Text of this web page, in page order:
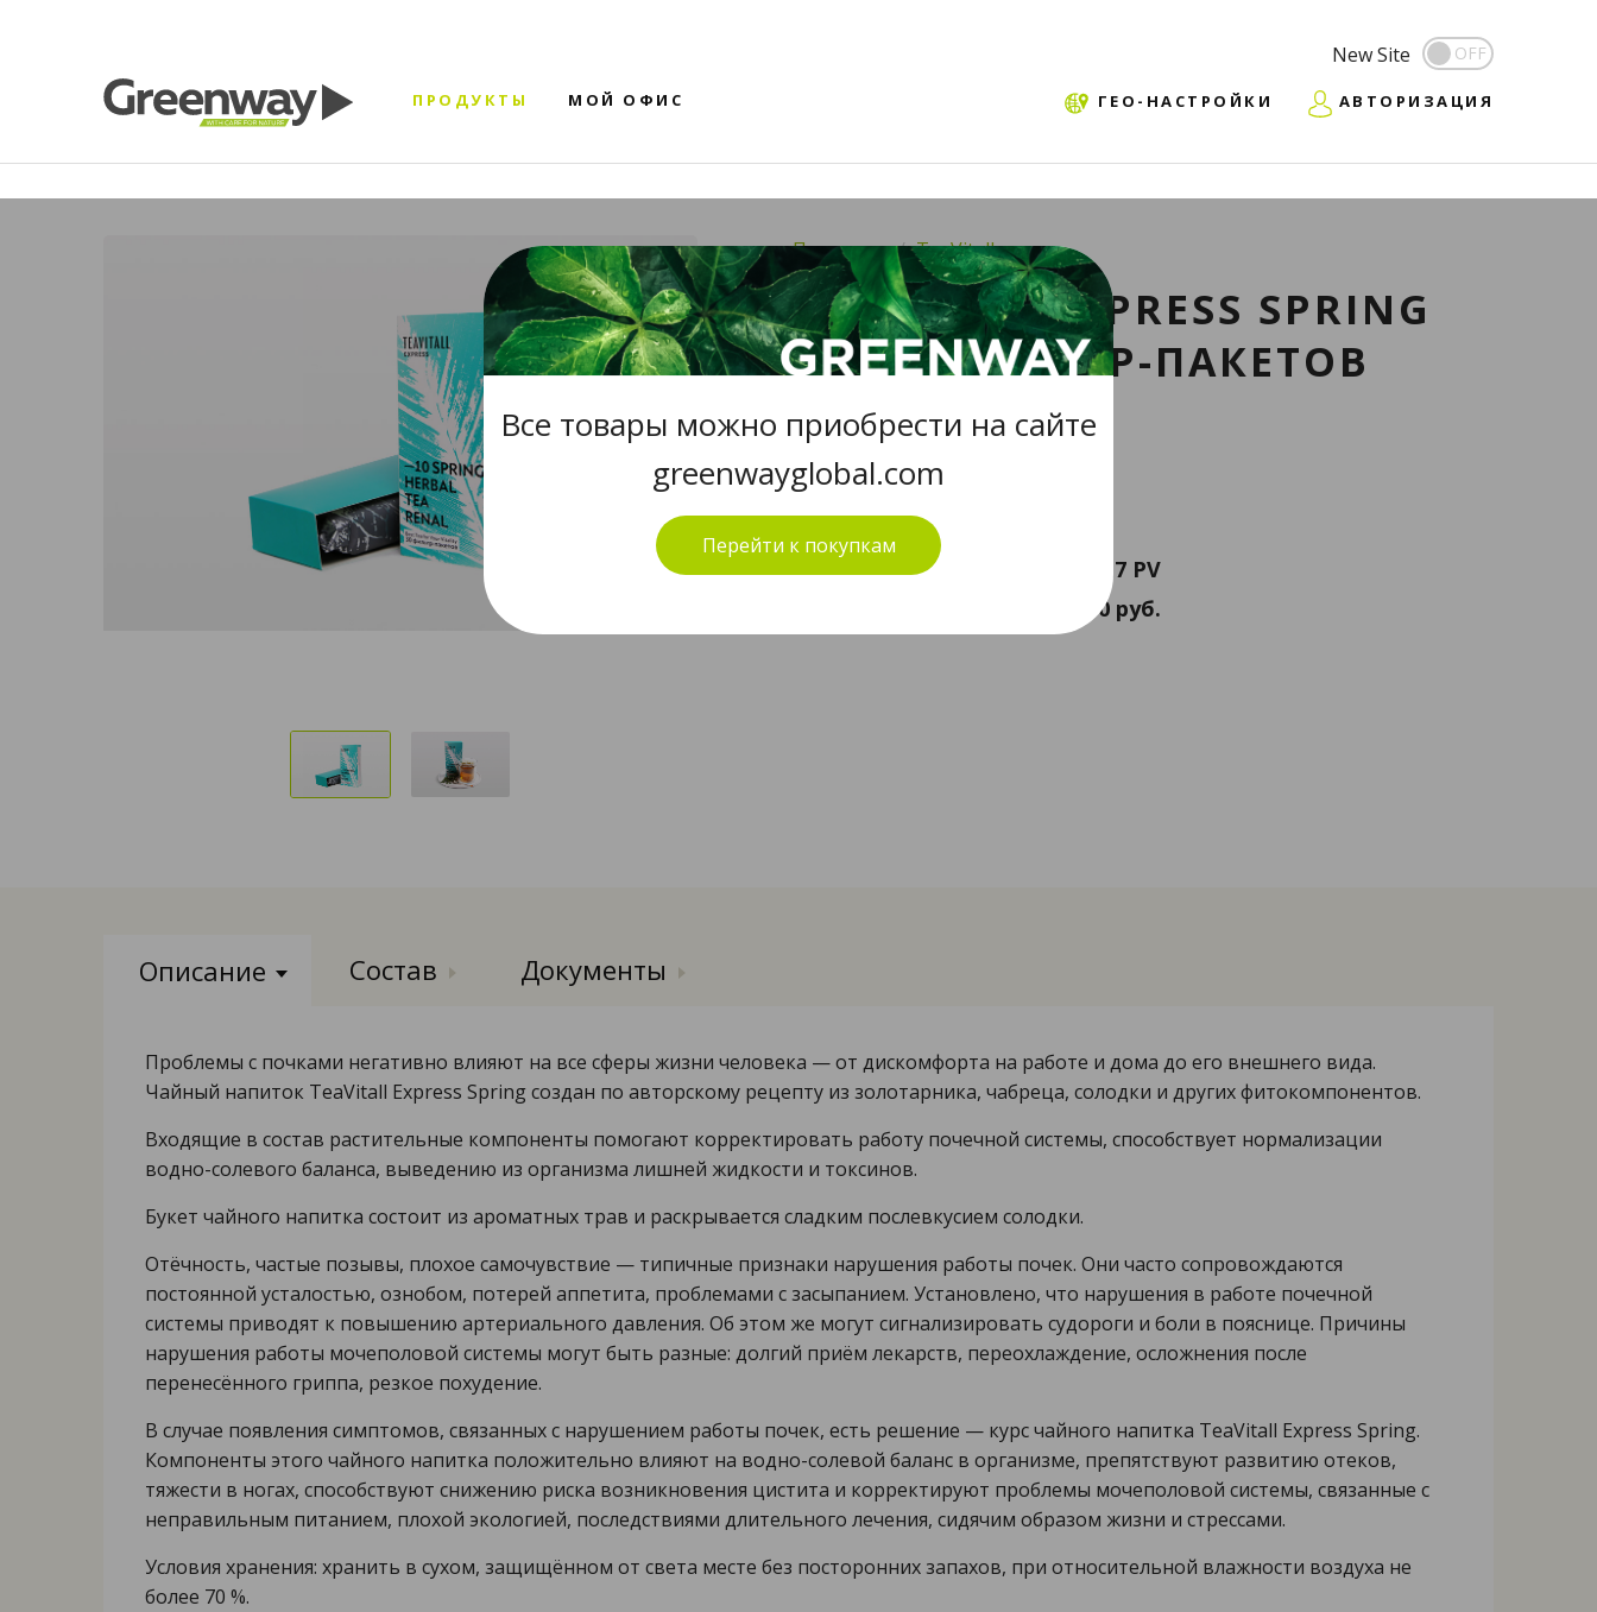
New Site
ПРОДУКТЫ МОЙ ОФИС ГЕО-НАСТРОЙКИ АВТОРИЗАЦИЯ
Все товары можно приобрести на сайте
greenwayglobal.com
Перейти к покупкам
Продукты TeaVitall
TEAVITALL EXPRESS SPRING
10, 30 ФИЛЬТР-ПАКЕТОВ
Чайный напиток почечный
#01599
Объём
3.7 PV
510 руб.
Описание Состав Документы
Проблемы с почками негативно влияют на все сферы жизни человека — от дискомфорта на работе и дома до его внешнего вида.
Чайный напиток TeaVitall Express Spring создан по авторскому рецепту из золотарника, чабреца, солодки и других фитокомпонентов.
Входящие в состав растительные компоненты помогают корректировать работу почечной системы, способствует нормализации
водно-солевого баланса, выведению из организма лишней жидкости и токсинов.
Букет чайного напитка состоит из ароматных трав и раскрывается сладким послевкусием солодки.
Отёчность, частые позывы, плохое самочувствие — типичные признаки нарушения работы почек. Они часто сопровождаются
постоянной усталостью, ознобом, потерей аппетита, проблемами с засыпанием. Установлено, что нарушения в работе почечной
системы приводят к повышению артериального давления. Об этом же могут сигнализировать судороги и боли в пояснице. Причины
нарушения работы мочеполовой системы могут быть разные: долгий приём лекарств, переохлаждение, осложнения после
перенесённого гриппа, резкое похудение.
В случае появления симптомов, связанных с нарушением работы почек, есть решение — курс чайного напитка TeaVitall Express Spring.
Компоненты этого чайного напитка положительно влияют на водно-солевой баланс в организме, препятствуют развитию отеков,
тяжести в ногах, способствуют снижению риска возникновения цистита и корректируют проблемы мочеполовой системы, связанные с
неправильным питанием, плохой экологией, последствиями длительного лечения, сидячим образом жизни и стрессами.
Условия хранения: хранить в сухом, защищённом от света месте без посторонних запахов, при относительной влажности воздуха не
более 70 %.